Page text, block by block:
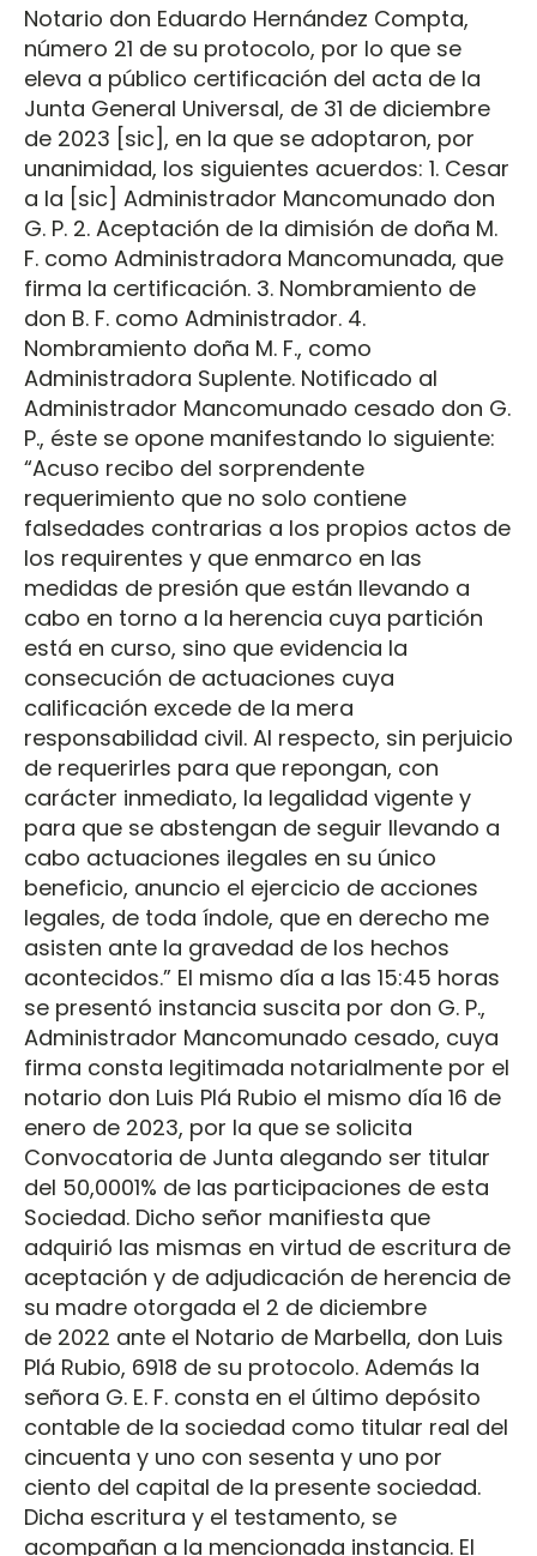
Notario don Eduardo Hernández Compta,
número 21 de su protocolo, por lo que se
eleva a público certificación del acta de la
Junta General Universal, de 31 de diciembre
de 2023 [sic], en la que se adoptaron, por
unanimidad, los siguientes acuerdos: 1. Cesar
a la [sic] Administrador Mancomunado don
G. P. 2. Aceptación de la dimisión de doña M.
F. como Administradora Mancomunada, que
firma la certificación. 3. Nombramiento de
don B. F. como Administrador. 4.
Nombramiento doña M. F., como
Administradora Suplente. Notificado al
Administrador Mancomunado cesado don G.
P., éste se opone manifestando lo siguiente:
“Acuso recibo del sorprendente
requerimiento que no solo contiene
falsedades contrarias a los propios actos de
los requirentes y que enmarco en las
medidas de presión que están llevando a
cabo en torno a la herencia cuya partición
está en curso, sino que evidencia la
consecución de actuaciones cuya
calificación excede de la mera
responsabilidad civil. Al respecto, sin perjuicio
de requerirles para que repongan, con
carácter inmediato, la legalidad vigente y
para que se abstengan de seguir llevando a
cabo actuaciones ilegales en su único
beneficio, anuncio el ejercicio de acciones
legales, de toda índole, que en derecho me
asisten ante la gravedad de los hechos
acontecidos.” El mismo día a las 15:45 horas
se presentó instancia suscita por don G. P.,
Administrador Mancomunado cesado, cuya
firma consta legitimada notarialmente por el
notario don Luis Plá Rubio el mismo día 16 de
enero de 2023, por la que se solicita
Convocatoria de Junta alegando ser titular
del 50,0001% de las participaciones de esta
Sociedad. Dicho señor manifiesta que
adquirió las mismas en virtud de escritura de
aceptación y de adjudicación de herencia de
su madre otorgada el 2 de diciembre
de 2022 ante el Notario de Marbella, don Luis
Plá Rubio, 6918 de su protocolo. Además la
señora G. E. F. consta en el último depósito
contable de la sociedad como titular real del
cincuenta y uno con sesenta y uno por
ciento del capital de la presente sociedad.
Dicha escritura y el testamento, se
acompañan a la mencionada instancia. El